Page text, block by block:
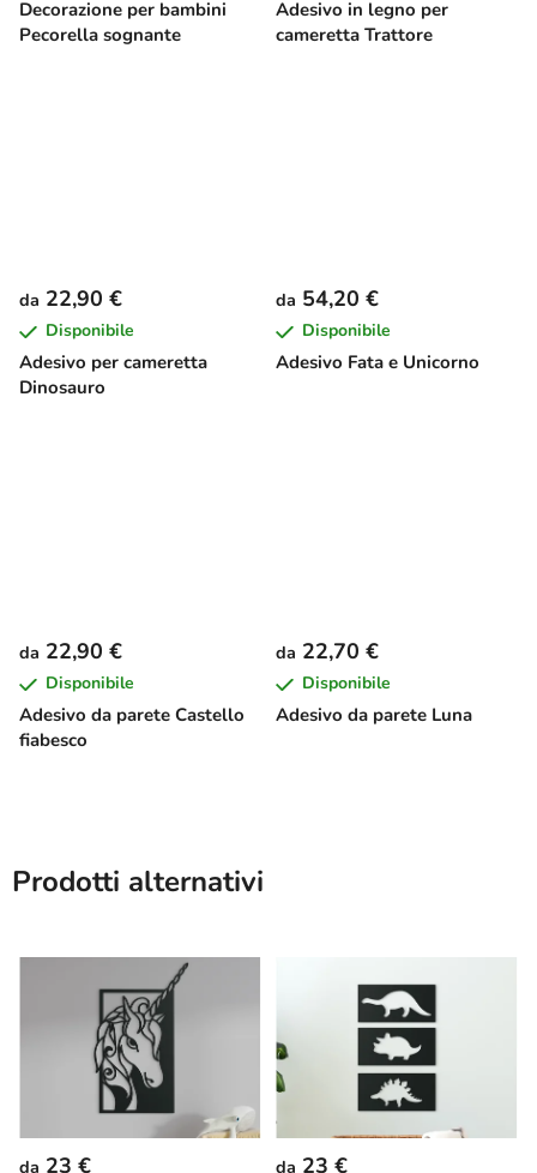
Decorazione per bambini
Pecorella sognante
Adesivo in legno per
cameretta Trattore
Adesivo per cameretta
Dinosauro
da 22,90 €
Disponibile
Adesivo Fata e Unicorno
da 54,20 €
Disponibile
Adesivo da parete Castello
fiabesco
da 22,90 €
Disponibile
Adesivo da parete Luna
da 22,70 €
Disponibile
Prodotti alternativi
da 23 € da 23 €